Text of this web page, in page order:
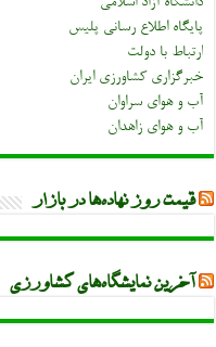
پایگاه اطلاع رسانی پلیس
ارتباط با دولت
خبرگزاری کشاورزی ایران
آب و هوای سراوان
آب و هوای زاهدان
قیمت روز نهاده‌ها در بازار
آخرین نمایشگاه‌های کشاورزی